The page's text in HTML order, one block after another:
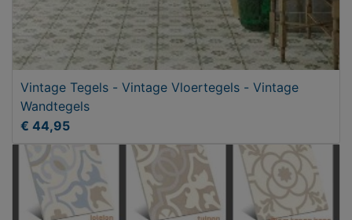
Vintage Tegels - Vintage Vloertegels - Vintage
Wandtegels
€ 44,95